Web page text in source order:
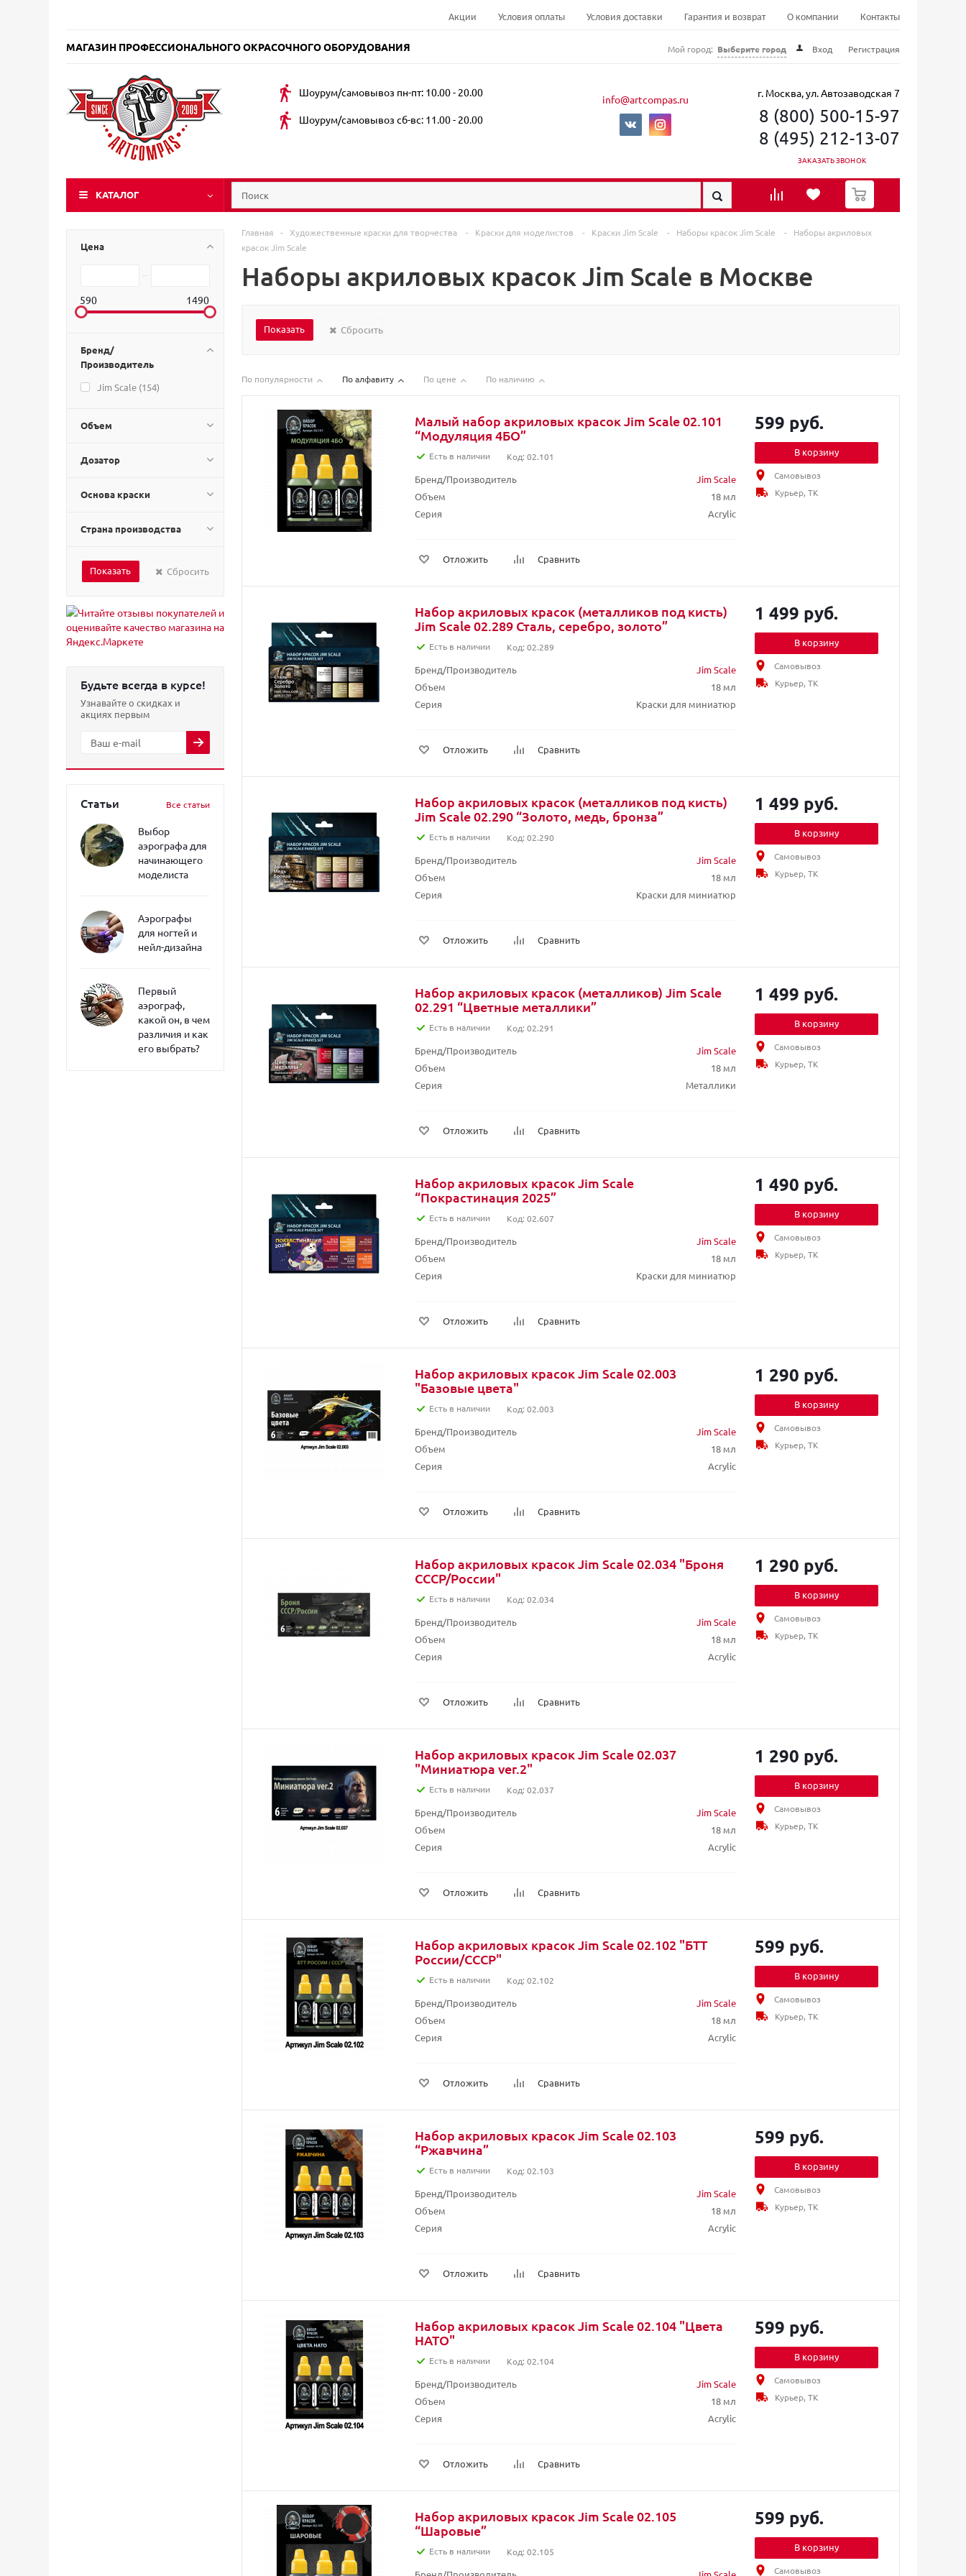
Акции Условия оплаты Условия доставки Гарантия и возврат О компании Контакты
МАГАЗИН ПРОФЕССИОНАЛЬНОГО ОКРАСОЧНОГО ОБОРУДОВАНИЯ Мой город: Выберите город Вход Регистрация
Шоурум/самовывоз пн-пт: 10.00 - 20.00
Шоурум/самовывоз сб-вс: 11.00 - 20.00
info@artcompas.ru г. Москва, ул. Автозаводская 7
8 (800) 500-15-97
8 (495) 212-13-07
ЗАКАЗАТЬ ЗВОНОК
КАТАЛОГ
0
Цена
590 1490
Бренд/
Производитель
Jim Scale (154)
Объем
Дозатор
Основа краски
Страна производства
Сбросить
Будьте всегда в курсе!
Узнавайте о скидках и
акциях первым
Статьи Все статьи
Выбор
аэрографа для
начинающего
моделиста
Аэрографы
для ногтей и
нейл-дизайна
Первый
аэрограф,
какой он, в чем
различия и как
его выбрать?
Главная - Художественные краски для творчества - Краски для моделистов - Краски Jim Scale - Наборы красок Jim Scale -
Наборы акриловых
красок Jim Scale
Наборы акриловых красок Jim Scale в Москве
Сбросить
По популярности По алфавиту По цене По наличию
Малый набор акриловых красок Jim Scale 02.101
“Модуляция 4БО”
Есть в наличии Код: 02.101
Бренд/Производитель
Jim Scale
Объем
18 мл
Серия
Acrylic
Отложить Сравнить
599 руб.
В корзину
Самовывоз
Курьер, ТК
Набор акриловых красок (металликов под кисть)
Jim Scale 02.289 Сталь, серебро, золото”
Есть в наличии Код: 02.289
Бренд/Производитель
Jim Scale
Объем
18 мл
Серия
Краски для миниатюр
Отложить Сравнить
1 499 руб.
В корзину
Самовывоз
Курьер, ТК
Набор акриловых красок (металликов под кисть)
Jim Scale 02.290 “Золото, медь, бронза”
Есть в наличии Код: 02.290
Бренд/Производитель
Jim Scale
Объем
18 мл
Серия
Краски для миниатюр
Отложить Сравнить
1 499 руб.
В корзину
Самовывоз
Курьер, ТК
Набор акриловых красок (металликов) Jim Scale
02.291 “Цветные металлики”
Есть в наличии Код: 02.291
Бренд/Производитель
Jim Scale
Объем
18 мл
Серия
Металлики
Отложить Сравнить
1 499 руб.
В корзину
Самовывоз
Курьер, ТК
Набор акриловых красок Jim Scale
“Покрастинация 2025”
Есть в наличии Код: 02.607
Бренд/Производитель
Jim Scale
Объем
18 мл
Серия
Краски для миниатюр
Отложить Сравнить
1 490 руб.
В корзину
Самовывоз
Курьер, ТК
Набор акриловых красок Jim Scale 02.003
"Базовые цвета"
Есть в наличии Код: 02.003
Бренд/Производитель
Jim Scale
Объем
18 мл
Серия
Acrylic
Отложить Сравнить
1 290 руб.
В корзину
Самовывоз
Курьер, ТК
Набор акриловых красок Jim Scale 02.034 "Броня
СССР/России"
Есть в наличии Код: 02.034
Бренд/Производитель
Jim Scale
Объем
18 мл
Серия
Acrylic
Отложить Сравнить
1 290 руб.
В корзину
Самовывоз
Курьер, ТК
Набор акриловых красок Jim Scale 02.037
"Миниатюра ver.2"
Есть в наличии Код: 02.037
Бренд/Производитель
Jim Scale
Объем
18 мл
Серия
Acrylic
Отложить Сравнить
1 290 руб.
В корзину
Самовывоз
Курьер, ТК
Набор акриловых красок Jim Scale 02.102 "БТТ
России/СССР"
Есть в наличии Код: 02.102
Бренд/Производитель
Jim Scale
Объем
18 мл
Серия
Acrylic
Отложить Сравнить
599 руб.
В корзину
Самовывоз
Курьер, ТК
Набор акриловых красок Jim Scale 02.103
“Ржавчина”
Есть в наличии Код: 02.103
Бренд/Производитель
Jim Scale
Объем
18 мл
Серия
Acrylic
Отложить Сравнить
599 руб.
В корзину
Самовывоз
Курьер, ТК
Набор акриловых красок Jim Scale 02.104 "Цвета
НАТО"
Есть в наличии Код: 02.104
Бренд/Производитель
Jim Scale
Объем
18 мл
Серия
Acrylic
Отложить Сравнить
599 руб.
В корзину
Самовывоз
Курьер, ТК
Набор акриловых красок Jim Scale 02.105
“Шаровые”
Есть в наличии Код: 02.105
599 руб.
В корзину
Самовывоз